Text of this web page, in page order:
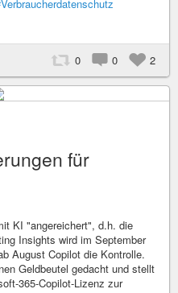
0 0 2
für
KI "angereichert", d.h. die
Insights wird im September
August Copilot die Kontrolle.
Geldbeutel gedacht und stellt
365-Copilot-Lizenz zur